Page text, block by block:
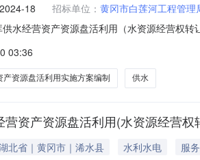
18 招标单位： 黄冈市白莲河工程管理
供水经营资产资源盘活利用（水资源经营权
内容：原竞争性磋商文件内：四、响应文件
03:36
产资源盘活利用实施方案编制 供水
营资产资源盘活利用(水资源经营
北省｜黄冈市｜浠水县 水利水电
服务